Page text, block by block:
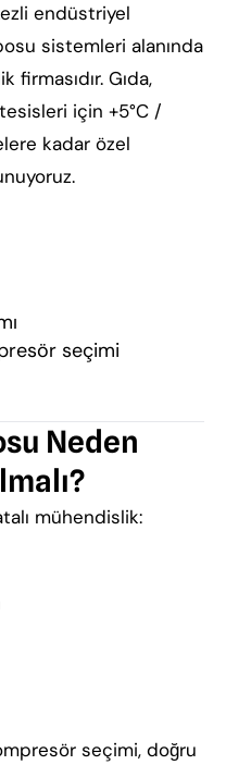
endüstriyel
sistemleri alanında
Gıda,
için +5°C /
kadar özel
seçimi
Neden
mühendislik:
seçimi, doğru